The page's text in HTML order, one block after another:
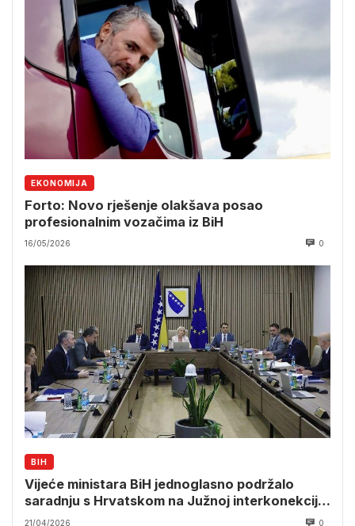
EKONOMIJA
Forto: Novo rješenje olakšava posao
profesionalnim vozačima iz BiH
16/05/2026 0
BIH
Vijeće ministara BiH jednoglasno podržalo
saradnju s Hrvatskom na Južnoj interkonekciji
Nadnaslov:
21/04/2026 0